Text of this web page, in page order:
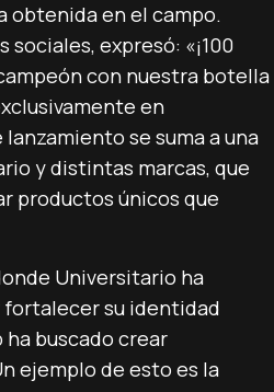
obtenida en el campo.
expresó: «¡100
con nuestra botella
en
lanzamiento se suma a una
y distintas marcas, que
productos únicos que
Universitario ha
fortalecer su identidad
buscado crear
ejemplo de esto es la